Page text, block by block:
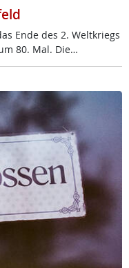
En­de des 2. Welt­kriegs
80. Mal. Die…